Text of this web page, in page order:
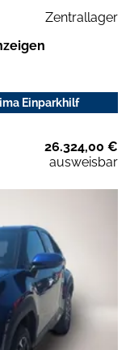
Zentrallager
Einparkhilf
26.324,00 €
ausweisbar